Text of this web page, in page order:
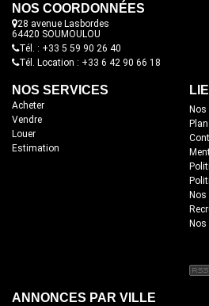
NOS COORDONNÉES
28 avenue Lasbordes
64420 SOUMOULOU
Tél. : +33 5 59 90 26 40
Tél. Location : +33 6 42 90 66 18
NOS SERVICES
Acheter
Vendre
Louer
Estimation
ANNONCES PAR VILLE